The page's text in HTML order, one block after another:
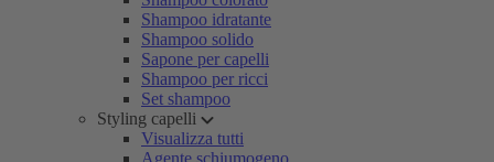
Shampoo idratante
Shampoo solido
Sapone per capelli
Shampoo per ricci
Set shampoo
Styling capelli
Visualizza tutti
Agente schiumogeno